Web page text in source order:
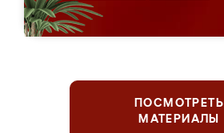
ПОСМОТРЕТЬ
МАТЕРИАЛЫ